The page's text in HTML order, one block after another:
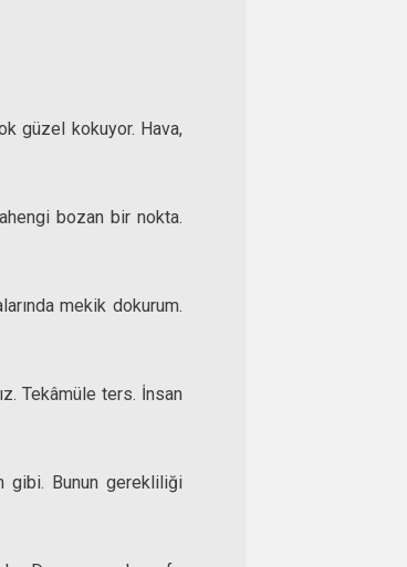
güzel kokuyor. Hava,
bozan bir nokta.
mekik dokurum.
Tekâmüle ters. İnsan
gibi. Bunun gerekliliği